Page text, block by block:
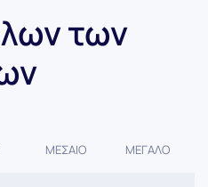
των
ΜΕΣΑΊΟ ΜΕΓΆΛΟ